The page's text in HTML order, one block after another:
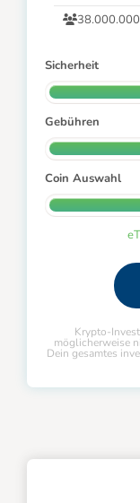
Sicherheit
Gebühren
Coin Auswahl
Krypto-
möglicherweise
Dein gesamtes